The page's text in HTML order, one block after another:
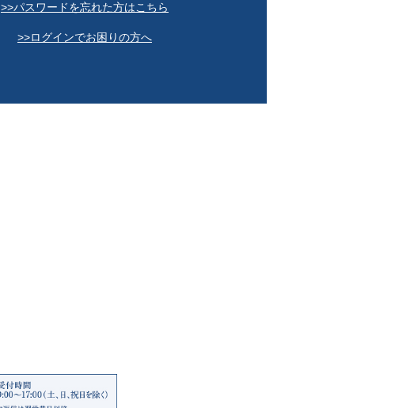
>>パスワードを忘れた方はこちら
>>ログインでお困りの方へ